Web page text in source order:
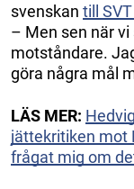
svenskan till
– Men sen när
motståndare.
göra några mål
LÄS MER:
jättekritiken mot
frågat mig om